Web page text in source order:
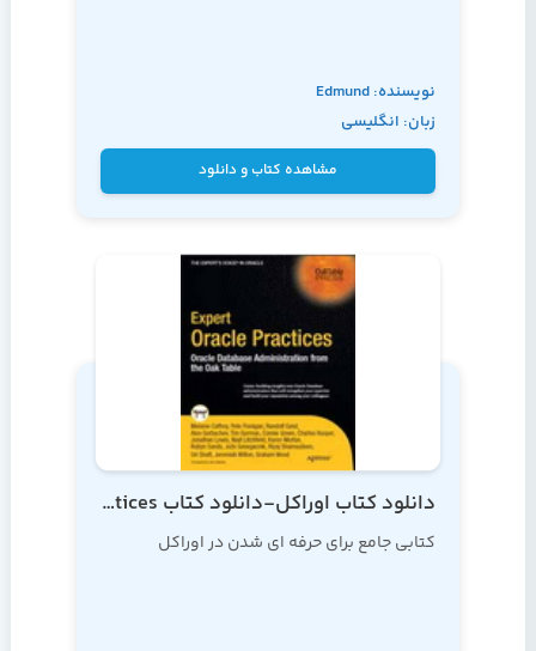
نویسنده: Edmund
Zehoo
زبان: انگلیسی
مشاهده کتاب و دانلود
دانلود کتاب اوراکل-دانلود کتاب oracle-Expert Oracle Practices
کتابی جامع برای حرفه ای شدن در اوراکل